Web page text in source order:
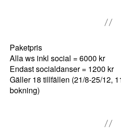
Paketpris
Alla ws inkl social = 6000 kr
Endast socialdanser = 1200 kr
Gäller 18 tillfällen (21/8-25/12,
bokning)
t
s
k
a
f